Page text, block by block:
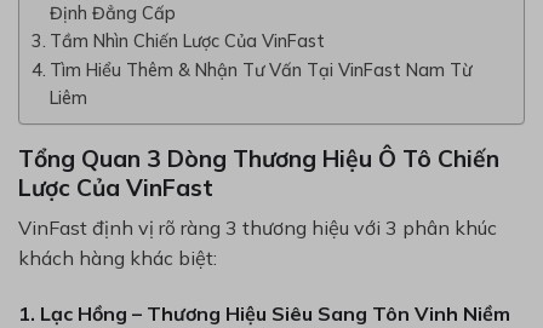
Định Đẳng Cấp
Tầm Nhìn Chiến Lược Của VinFast
Tìm Hiểu Thêm & Nhận Tư Vấn Tại VinFast Nam Từ
Liêm
Tổng Quan 3 Dòng Thương Hiệu Ô Tô Chiến
Lược Của VinFast
VinFast định vị rõ ràng 3 thương hiệu với 3 phân khúc
khách hàng khác biệt:
1. Lạc Hồng – Thương Hiệu Siêu Sang Tôn Vinh Niềm